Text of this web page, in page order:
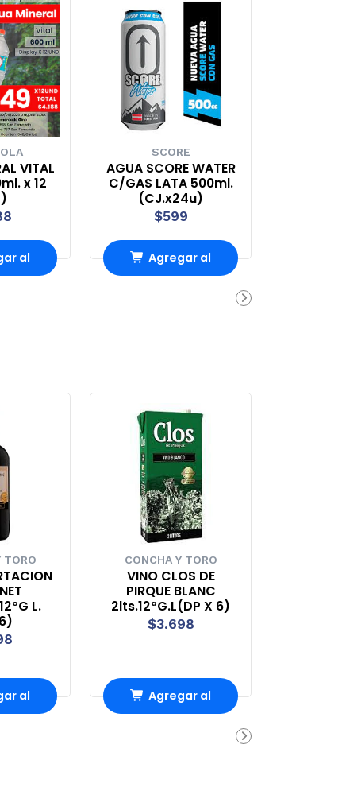
VITAL
x 12
al
SCORE
AGUA SCORE WATER
C/GAS LATA 500ml.
(CJ.x24u)
$599
Agregar al
TORO
L.
al
CONCHA Y TORO
VINO CLOS DE
PIRQUE BLANC
2lts.12ªG.L(DP X 6)
$3.698
Agregar al